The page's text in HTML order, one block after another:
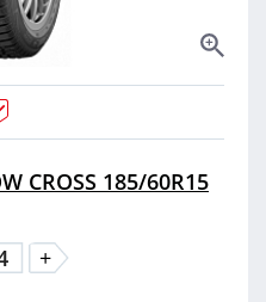
CROSS 185/60R15
+